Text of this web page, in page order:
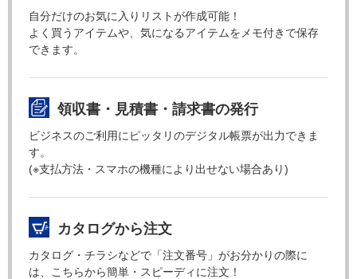
自分だけのお気に入りリストが作成可能！
よく買うアイテムや、気になるアイテムをメモ付きで保存
できます。
領収書・見積書・請求書の発行
ビジネスのご利用にピッタリのデジタル帳票が出力できま
す。
(※支払方法・スマホの機種により出せない場合あり)
カタログから注文
カタログ・チラシなどで「注文番号」がお分かりの際に
は、こちらから簡単・スピーディに注文！